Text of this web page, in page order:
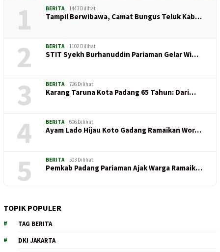
1 BERITA 1443 Dilihat
Tampil Berwibawa, Camat Bungus Teluk Kab…
2 BERITA 1102 Dilihat
STIT Syekh Burhanuddin Pariaman Gelar Wi…
3 BERITA 726 Dilihat
Karang Taruna Kota Padang 65 Tahun: Dari…
4 BERITA 606 Dilihat
Ayam Lado Hijau Koto Gadang Ramaikan Wor…
5 BERITA 503 Dilihat
Pemkab Padang Pariaman Ajak Warga Ramaik…
TOPIK POPULER
TAG BERITA
DKI JAKARTA